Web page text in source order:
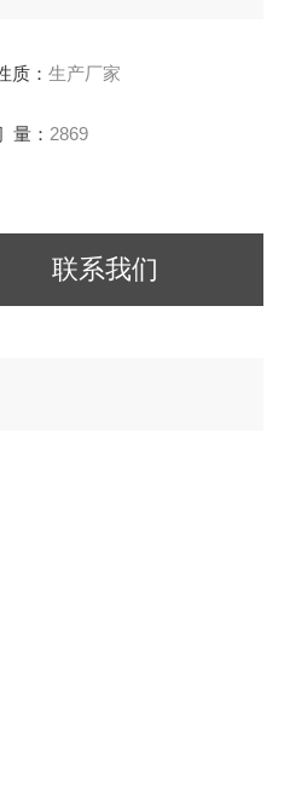
质： 生产厂家
量： 2869
联系我们